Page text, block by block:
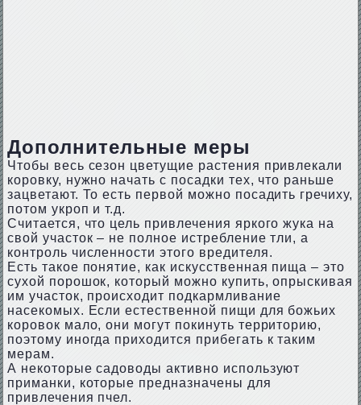
Дополнительные меры
Чтобы весь сезон цветущие растения привлекали
коровку, нужно начать с посадки тех, что раньше
зацветают. То есть первой можно посадить гречиху,
потом укроп и т.д.
Считается, что цель привлечения яркого жука на
свой участок – не полное истребление тли, а
контроль численности этого вредителя.
Есть такое понятие, как искусственная пища – это
сухой порошок, который можно купить, опрыскивая
им участок, происходит подкармливание
насекомых. Если естественной пищи для божьих
коровок мало, они могут покинуть территорию,
поэтому иногда приходится прибегать к таким
мерам.
А некоторые садоводы активно используют
приманки, которые предназначены для
привлечения пчел.